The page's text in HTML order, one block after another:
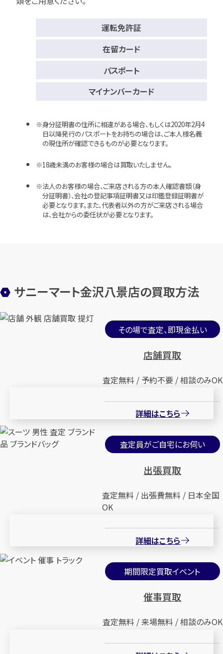
運転免許証
在留カード
パスポート
マイナンバーカード
身分証明書の住所に相違がある場合、もしくは2020年2月4
日以降発行のパスポートをお持ちの場合は、ご本人様名義
の現住所が確認できるものが必要となります。
18歳未満のお客様の場合は買取いたしません。
法人のお客様の場合、ご来店される方の本人確認書類（身
分証明書）、会社の登記事項証明書又は印鑑登録証明書が
必要となります。また、代表者以外の方がご来店される場合
は、会社からの委任状が必要となります。
サニーマート金沢八景店の買取方法
その場で査定、即現金払い
店舗買取
査定無料 / 予約不要 / 相談のみOK
詳細はこちら
査定員がご自宅にお伺い
出張買取
査定無料 / 出張費無料 / 日本全国
OK
詳細はこちら
期間限定買取イベント
催事買取
査定無料 / 来場無料 / 相談のみOK